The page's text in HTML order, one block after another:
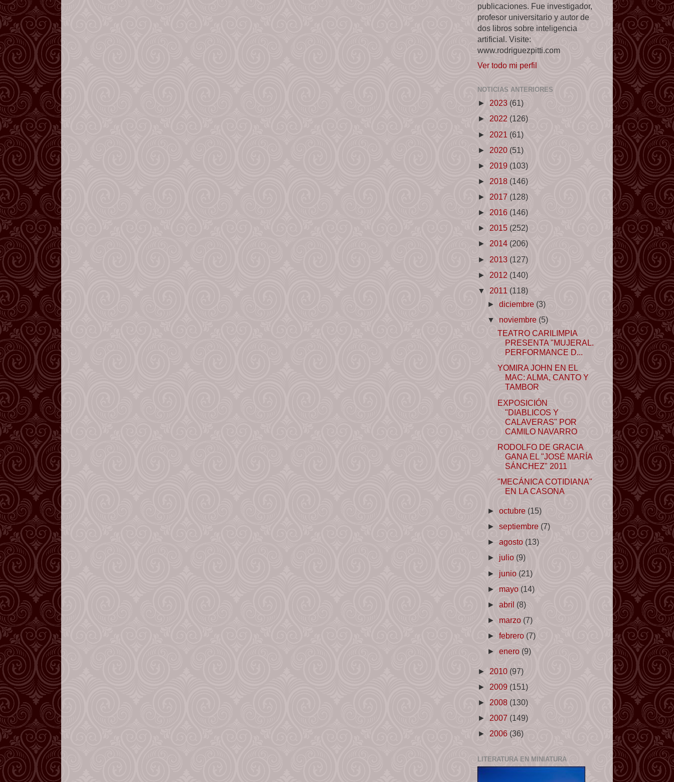
publicaciones. Fue investigador,
profesor universitario y autor de
dos libros sobre inteligencia
artificial. Visite:
www.rodriguezpitti.com
Ver todo mi perfil
NOTICIAS ANTERIORES
► 2023 (61)
► 2022 (126)
► 2021 (61)
► 2020 (51)
► 2019 (103)
► 2018 (146)
► 2017 (128)
► 2016 (146)
► 2015 (252)
► 2014 (206)
► 2013 (127)
► 2012 (140)
▼ 2011 (118)
►diciembre (3)
▼ noviembre (5)
TEATRO CARILIMPIA
PRESENTA "MUJERAL.
PERFORMANCE D...
YOMIRA JOHN EN EL
MAC: ALMA, CANTO Y
TAMBOR
EXPOSICIÓN
"DIABLICOS Y
CALAVERAS" POR
CAMILO NAVARRO
RODOLFO DE GRACIA
GANA EL "JOSÉ MARÍA
SÁNCHEZ" 2011
"MECÁNICA COTIDIANA"
EN LA CASONA
►octubre (15)
►septiembre (7)
►agosto (13)
► julio (9)
► junio (21)
► mayo (14)
►abril (8)
► marzo (7)
►febrero (7)
►enero (9)
► 2010 (97)
► 2009 (151)
► 2008 (130)
► 2007 (149)
► 2006 (36)
LITERATURA EN MINIATURA